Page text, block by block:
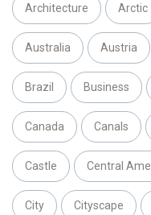
Architecture Arctic
Australia Austria
Brazil Business
Canada Canals
Castle Central
City Cityscape